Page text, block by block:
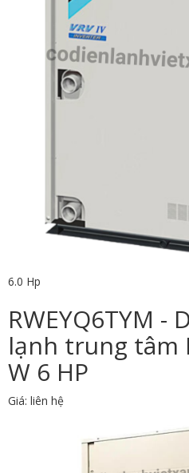
6.0 Hp
RWEYQ6TYM -
lạnh trung tâm
W 6 HP
Giá: liên hệ